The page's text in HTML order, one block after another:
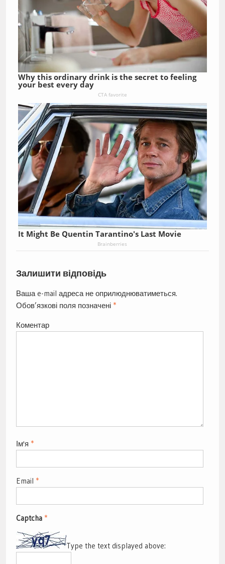
Why this ordinary drink is the secret to feeling
your best every day
CTA favorite
It Might Be Quentin Tarantino's Last Movie
Brainberries
Залишити відповідь
Ваша e-mail адреса не оприлюднюватиметься.
Обов’язкові поля позначені *
Коментар
Ім'я *
Email *
Captcha *
Type the text displayed above: